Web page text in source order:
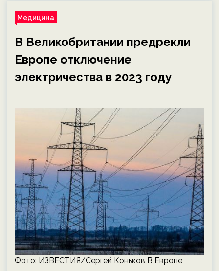
Медицина
В Великобритании предрекли
Европе отключение
электричества в 2023 году
Фото: ИЗВЕСТИЯ/Сергей Коньков В Европе